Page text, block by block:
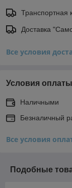
Транспортная
Доставка
Все условия
Условия оплаты
Наличными
Безналичный
Все условия
Подобные